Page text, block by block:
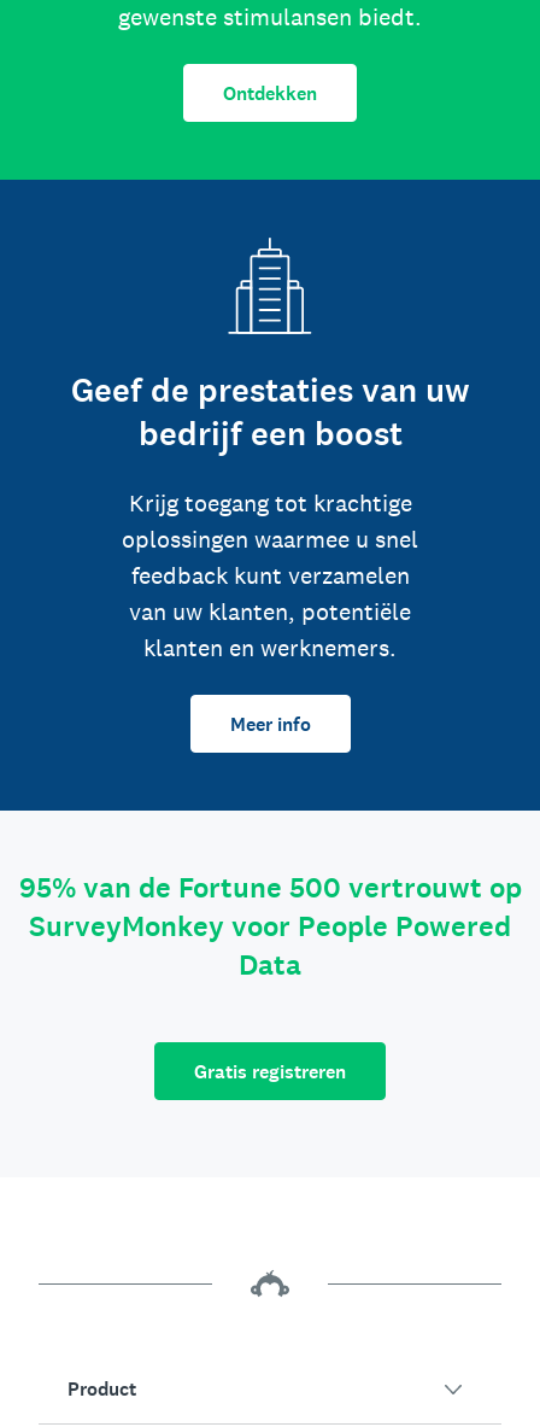
gewenste stimulansen biedt.
Ontdekken
Geef de prestaties van uw
bedrijf een boost
Krijg toegang tot krachtige
oplossingen waarmee u snel
feedback kunt verzamelen
van uw klanten, potentiële
klanten en werknemers.
Meer info
95% van de Fortune 500 vertrouwt op
SurveyMonkey voor People Powered
Data
Gratis registreren
Product